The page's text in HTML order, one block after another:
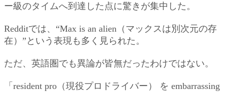
ー級のタイムへ到達した点に驚きが集中した。
Redditでは、“Max is an alien（マックスは別次元の存
在）”という表現も多く見られた。
ただ、英語圏でも異論が皆無だったわけではない。
「resident pro（現役プロドライバー） を embarrassing